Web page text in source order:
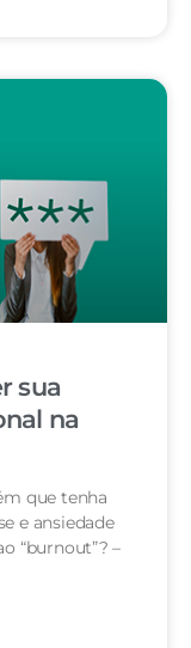
sua
na
que tenha
e ansiedade
“burnout”? –